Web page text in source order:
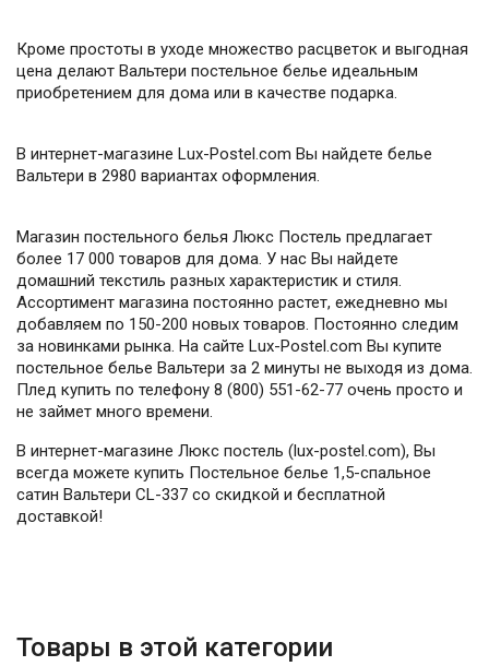
Кроме простоты в уходе множество расцветок и выгодная
цена делают Вальтери постельное белье идеальным
приобретением для дома или в качестве подарка.
В интернет-магазине Lux-Postel.com Вы найдете белье
Вальтери в 2980 вариантах оформления.
Магазин постельного белья Люкс Постель предлагает
более 17 000 товаров для дома. У нас Вы найдете
домашний текстиль разных характеристик и стиля.
Ассортимент магазина постоянно растет, ежедневно мы
добавляем по 150-200 новых товаров. Постоянно следим
за новинками рынка. На сайте Lux-Postel.com Вы купите
постельное белье Вальтери за 2 минуты не выходя из дома.
Плед купить по телефону 8 (800) 551-62-77 очень просто и
не займет много времени.
В интернет-магазине Люкс постель (lux-postel.com), Вы
всегда можете купить Постельное белье 1,5-спальное
сатин Вальтери CL-337 со скидкой и бесплатной
доставкой!
Товары в этой категории